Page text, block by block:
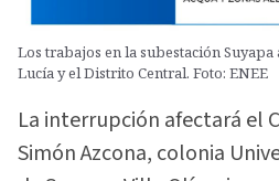
Los trabajos en la subestación Suyapa
Lucía y el Distrito Central. Foto: ENEE
La interrupción afectará el
Simón Azcona, colonia